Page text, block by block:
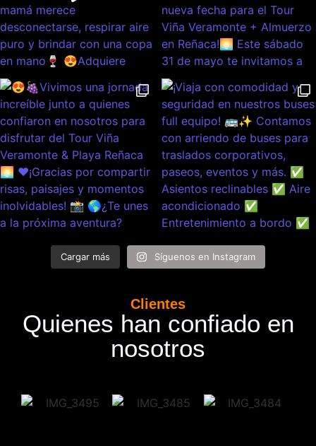
Cargar más Síguenos en Instagram
Clientes
Quienes han confiado en
nosotros